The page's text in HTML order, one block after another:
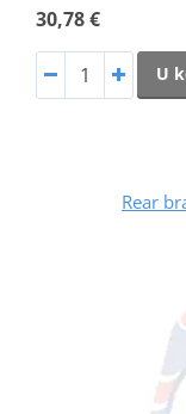
30,78 €
U
Rear